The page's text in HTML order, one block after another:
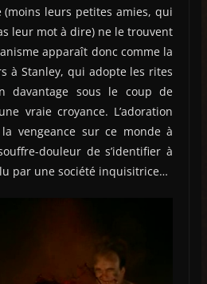
(moins leurs petites amies, qui
leur mot à dire) ne le trouvent
apparaît donc comme la
à Stanley, qui adopte les rites
davantage sous le coup de
vraie croyance. L’adoration
vengeance sur ce monde à
douleur de s’identifier à
par une société inquisitrice…